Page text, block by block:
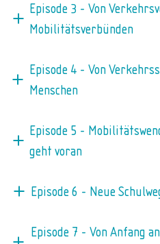
Episode 3 - Von
Mobilitätsverbünden
Episode 4 - Von
Menschen
Episode 5 -
geht voran
Episode 6 - Neue
Episode 7 - Von Anfang